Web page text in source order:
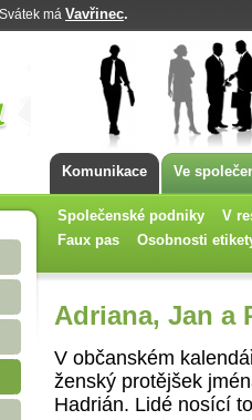
má Vavřinec.
Komunikace Ve
Společenské podniky
V
Faux pas
Osobnosti
Adriana, Jan a
V občanském
ženský protějšek
Hadrián. Lidé nosící